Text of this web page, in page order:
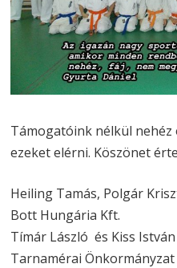
Támogatóink nélkül
ezeket elérni. Köszönet
Heiling Tamás, Polgár
Bott Hungária Kft.
Tímár László és Kiss
Tarnamérai